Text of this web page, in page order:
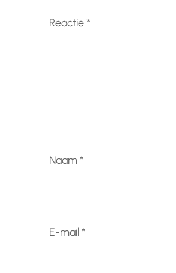
Reactie*
Naam*
E-mail*